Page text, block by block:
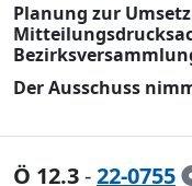
Planung zur
Der Ausschuss
Ö 12.3-22-0755